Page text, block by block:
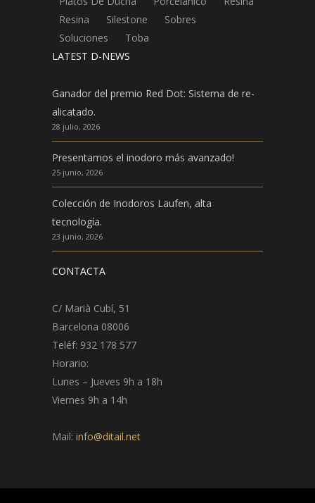
Resina
Silestone
Sobres
Soluciones
Toba
LATEST D-NEWS
Ganador del premio Red Dot: Sistema de re-
alicatado.
28 julio, 2026
Presentamos el inodoro más avanzado!
25 junio, 2026
Colección de Inodoros Laufen, alta
tecnología.
23 junio, 2026
CONTACTA
C/ Marià Cubí, 51
Barcelona 08006
Teléf: 932 178 577
Horario:
Lunes – Jueves 9h a 18h
Viernes 9h a 14h
Mail: info@ditail.net